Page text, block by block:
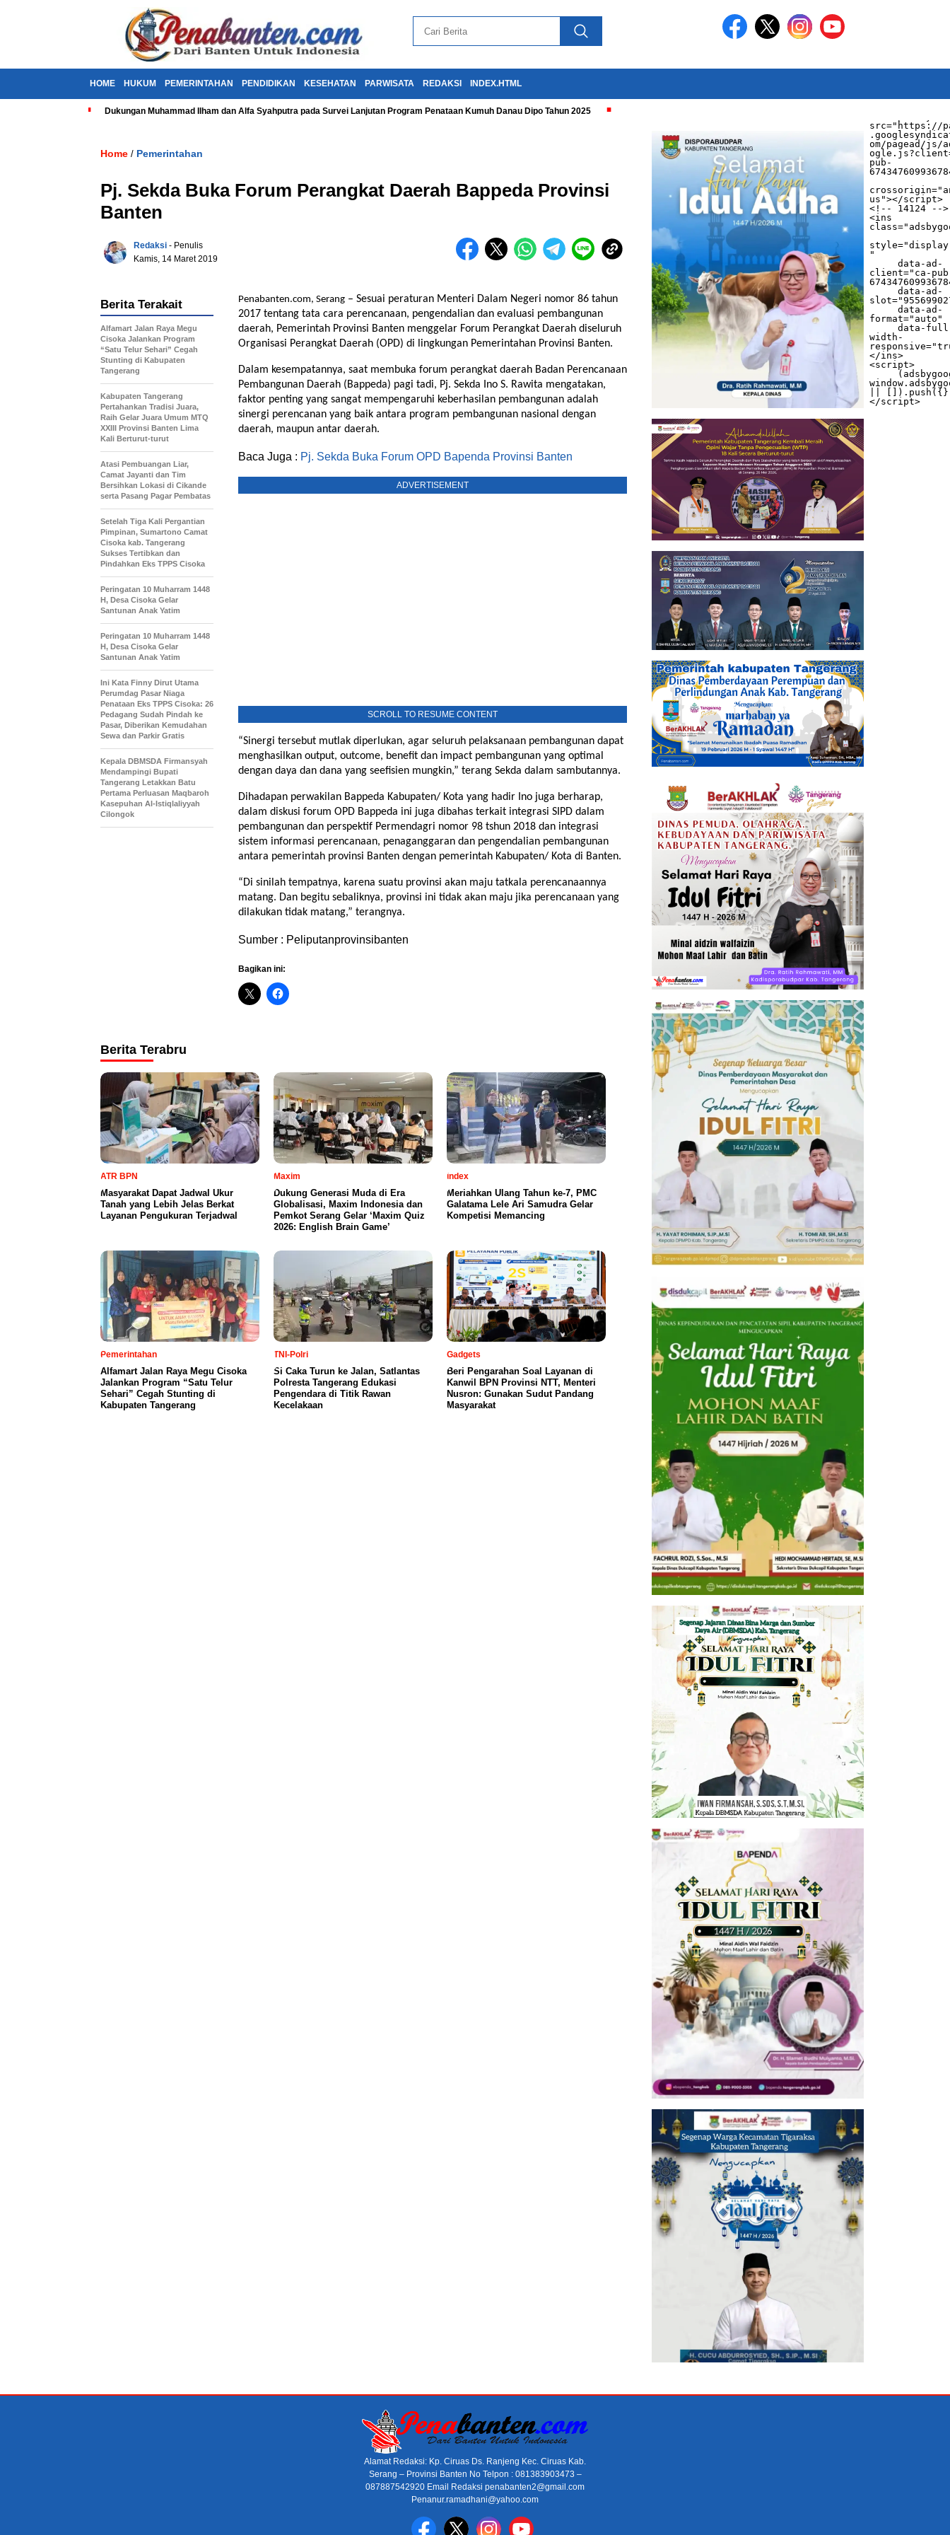
HOME HUKUM PEMERINTAHAN PENDIDIKAN KESEHATAN PARWISATA REDAKSI INDEX.HTML
Dukungan Muhammad Ilham dan Alfa Syahputra pada Survei Lanjutan Program Penataan Kumuh Danau Dipo Tahun 2025
src="https://
om/pagead/js/
pub-
us"></script>
<!-- 14124 -->
<ins
"
     data-ad-
client="ca-
     data-ad-
     data-ad-
format="auto"
     data-full-
width-
</ins>
<script>
||
</script>
Home / Pemerintahan
Pj. Sekda Buka Forum Perangkat Daerah Bappeda Provinsi
Banten
Redaksi - Penulis
Kamis, 14 Maret 2019
Penabanten.com, Serang – Sesuai peraturan Menteri Dalam Negeri nomor 86 tahun
2017 tentang tata cara perencanaan, pengendalian dan evaluasi pembangunan
daerah, Pemerintah Provinsi Banten menggelar Forum Perangkat Daerah diseluruh
Organisasi Perangkat Daerah (OPD) di lingkungan Pemerintahan Provinsi Banten.
Dalam kesempatannya, saat membuka forum perangkat daerah Badan Perencanaan
Pembangunan Daerah (Bappeda) pagi tadi, Pj. Sekda Ino S. Rawita mengatakan,
faktor penting yang sangat mempengaruhi keberhasilan pembangunan adalah
sinergi perencanan yang baik antara program pembangunan nasional dengan
daerah, maupun antar daerah.
Baca Juga : Pj. Sekda Buka Forum OPD Bapenda Provinsi Banten
ADVERTISEMENT
SCROLL TO RESUME CONTENT
“Sinergi tersebut mutlak diperlukan, agar seluruh pelaksanaan pembangunan dapat
menghasilkan output, outcome, benefit dan impact pembangunan yang optimal
dengan daya dan dana yang seefisien mungkin,” terang Sekda dalam sambutannya.
Dihadapan perwakilan Bappeda Kabupaten/ Kota yang hadir Ino juga berharap,
dalam diskusi forum OPD Bappeda ini juga dibahas terkait integrasi SIPD dalam
pembangunan dan perspektif Permendagri nomor 98 tshun 2018 dan integrasi
sistem informasi perencanaan, penaganggaran dan pengendalian pembangunan
antara pemerintah provinsi Banten dengan pemerintah Kabupaten/ Kota di Banten.
“Di sinilah tempatnya, karena suatu provinsi akan maju tatkala perencanaannya
matang. Dan begitu sebaliknya, provinsi ini tidak akan maju jika perencanaan yang
dilakukan tidak matang,” terangnya.
Sumber : Peliputanprovinsibanten
Bagikan ini:
Berita Terakait
Alfamart Jalan Raya Megu
Cisoka Jalankan Program
“Satu Telur Sehari” Cegah
Stunting di Kabupaten
Tangerang
Kabupaten Tangerang
Pertahankan Tradisi Juara,
Raih Gelar Juara Umum MTQ
XXIII Provinsi Banten Lima
Kali Berturut-turut
Atasi Pembuangan Liar,
Camat Jayanti dan Tim
Bersihkan Lokasi di Cikande
serta Pasang Pagar Pembatas
Setelah Tiga Kali Pergantian
Pimpinan, Sumartono Camat
Cisoka kab. Tangerang
Sukses Tertibkan dan
Pindahkan Eks TPPS Cisoka
Peringatan 10 Muharram 1448
H, Desa Cisoka Gelar
Santunan Anak Yatim
Peringatan 10 Muharram 1448
H, Desa Cisoka Gelar
Santunan Anak Yatim
Ini Kata Finny Dirut Utama
Perumdag Pasar Niaga
Penataan Eks TPPS Cisoka: 26
Pedagang Sudah Pindah ke
Pasar, Diberikan Kemudahan
Sewa dan Parkir Gratis
Kepala DBMSDA Firmansyah
Mendampingi Bupati
Tangerang Letakkan Batu
Pertama Perluasan Maqbaroh
Kasepuhan Al-Istiqlaliyyah
Cilongok
Berita Terabru
ATR BPN
Masyarakat Dapat Jadwal Ukur
Tanah yang Lebih Jelas Berkat
Layanan Pengukuran Terjadwal
Maxim
Dukung Generasi Muda di Era
Globalisasi, Maxim Indonesia dan
Pemkot Serang Gelar ‘Maxim Quiz
2026: English Brain Game’
index
Meriahkan Ulang Tahun ke-7, PMC
Galatama Lele Ari Samudra Gelar
Kompetisi Memancing
Pemerintahan
Alfamart Jalan Raya Megu Cisoka
Jalankan Program “Satu Telur
Sehari” Cegah Stunting di
Kabupaten Tangerang
TNI-Polri
Si Caka Turun ke Jalan, Satlantas
Polresta Tangerang Edukasi
Pengendara di Titik Rawan
Kecelakaan
Gadgets
Beri Pengarahan Soal Layanan di
Kanwil BPN Provinsi NTT, Menteri
Nusron: Gunakan Sudut Pandang
Masyarakat
Alamat Redaksi: Kp. Ciruas Ds. Ranjeng Kec. Ciruas Kab.
Serang – Provinsi Banten No Telpon : 081383903473 –
087887542920 Email Redaksi penabanten2@gmail.com
Penanur.ramadhani@yahoo.com